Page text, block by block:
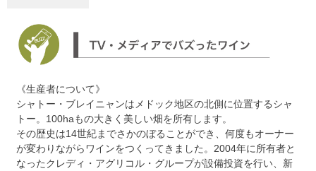
《生産者について》
シャトー・ブレイニャンはメドック地区の北側に位置するシャ
トー。100haもの大きく美しい畑を所有します。
その歴史は14世紀までさかのぼることができ、何度もオーナー
が変わりながらワインをつくってきました。2004年に所有者と
なったクレディ・アグリコル・グループが設備投資を行い、新